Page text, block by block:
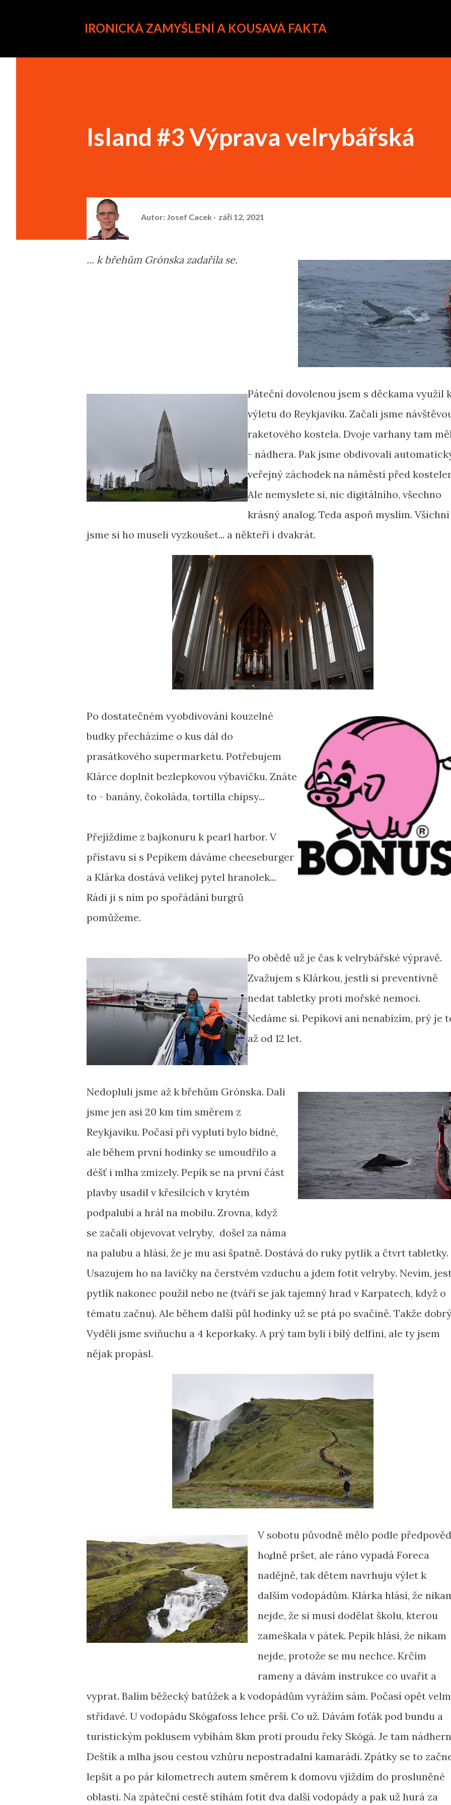
IRONICKÁ ZAMYŠLENÍ A KOUSAVÁ FAKTA
Island #3 Výprava velrybářská
Autor: Josef Cacek září 12, 2021
... k břehům Grónska zadařila se.
Páteční dovolenou jsem s děckama využil
výletu do Reykjaviku. Začali jsme
raketového kostela. Dvoje varhany tam
- nádhera. Pak jsme obdivovali
veřejný záchodek na náměstí před
Ale nemyslete si, nic digitálního, všechno
krásný analog. Teda aspoň myslím. Všichni
jsme si ho museli vyzkoušet... a někteří i dvakrát.
Po dostatečném vyobdivování kouzelné
budky přecházíme o kus dál do
prasátkového supermarketu. Potřebujem
Klárce doplnit bezlepkovou výbavičku. Znáte
to - banány, čokoláda, tortilla chipsy...
Přejíždíme z bajkonuru k pearl harbor. V
přístavu si s Pepíkem dáváme cheeseburger
a Klárka dostává velikej pytel hranolek...
Rádi ji s ním po spořádání burgrů
pomůžeme.
Po obědě už je čas k velrybářské výpravě.
Zvažujem s Klárkou, jestli si preventivně
nedat tabletky proti mořské nemoci.
Nedáme si. Pepíkovi ani nenabízím, prý je
až od 12 let.
Nedopluli jsme až k břehům Grónska. Dali
jsme jen asi 20 km tím směrem z
Reykjaviku. Počasí při vyplutí bylo bídné,
ale během první hodinky se umoudřilo a
déšť i mlha zmizely. Pepík se na první část
plavby usadil v křesílcích v krytém
podpalubí a hrál na mobilu. Zrovna, když
se začali objevovat velryby, došel za náma
na palubu a hlásí, že je mu asi špatně. Dostává do ruky pytlík a čtvrt tabletky.
Usazujem ho na lavičky na čerstvém vzduchu a jdem fotit velryby. Nevím,
pytlík nakonec použil nebo ne (tváří se jak tajemný hrad v Karpatech, když o
tématu začnu). Ale během další půl hodinky už se ptá po svačině. Takže
Vyděli jsme sviňuchu a 4 keporkaky. A prý tam byli i bílý delfíni, ale ty jsem
nějak propásl.
V sobotu původně mělo podle
hodně pršet, ale ráno vypadá Foreca
nadějně, tak dětem navrhuju výlet k
dalším vodopádům. Klárka hlásí, že
nejde, že si musí dodělat školu, kterou
zameškala v pátek. Pepík hlásí, že nikam
nejde, protože se mu nechce. Krčím
rameny a dávám instrukce co uvařit a
vyprat. Balím běžecký batůžek a k vodopádům vyrážím sám. Počasí opět
střídavé. U vodopádu Skógafoss lehce prší. Co už. Dávám foťák pod bundu a
turistickým poklusem vybíhám 8km proti proudu řeky Skógá. Je tam
Deštík a mlha jsou cestou vzhůru nepostradalní kamarádi. Zpátky se to
lepšit a po pár kilometrech autem směrem k domovu vjíždím do prosluněné
oblasti. Na zpáteční cestě stíhám fotit dva další vodopády a pak už hurá za